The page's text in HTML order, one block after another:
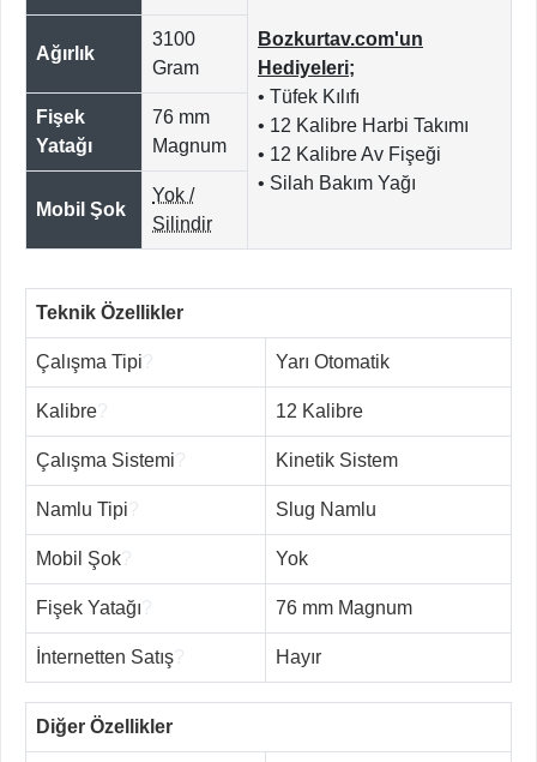
Bozkurtav.com'un
Hediyeleri;
• Tüfek Kılıfı
• 12 Kalibre Harbi Takımı
• 12 Kalibre Av Fişeği
• Silah Bakım Yağı
Ağırlık
3100
Gram
Fişek
Yatağı
76 mm
Magnum
Mobil Şok
Yok /
Silindir
Teknik Özellikler
Çalışma Tipi Yarı Otomatik
Kalibre 12 Kalibre
Çalışma Sistemi Kinetik Sistem
Namlu Tipi Slug Namlu
Mobil Şok Yok
Fişek Yatağı 76 mm Magnum
İnternetten Satış Hayır
Diğer Özellikler